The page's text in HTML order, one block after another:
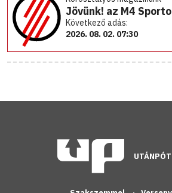
Jövünk! az M4
Következő adás:
2026. 08. 02. 07:30